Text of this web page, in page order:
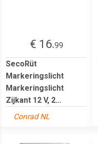
€ 16.99
SecoRüt
Markeringslicht
Markeringslicht
Zijkant 12 V, 2...
Conrad NL